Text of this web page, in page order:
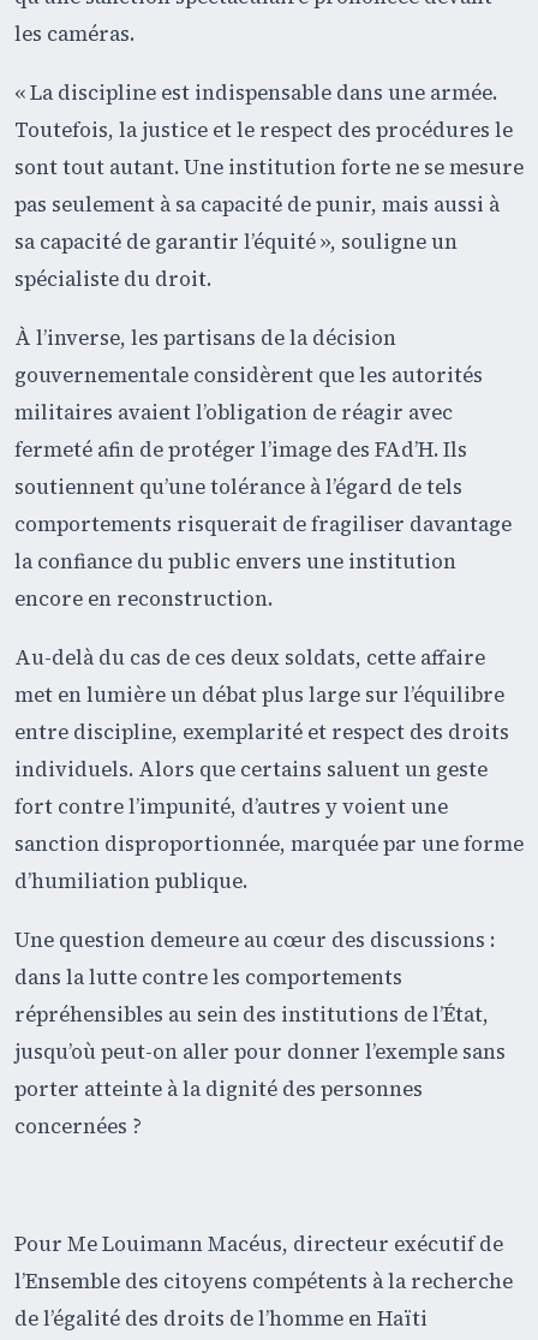
les caméras.
« La discipline est indispensable dans une armée.
Toutefois, la justice et le respect des procédures le
sont tout autant. Une institution forte ne se mesure
pas seulement à sa capacité de punir, mais aussi à
sa capacité de garantir l’équité », souligne un
spécialiste du droit.
À l’inverse, les partisans de la décision
gouvernementale considèrent que les autorités
militaires avaient l’obligation de réagir avec
fermeté afin de protéger l’image des FAd’H. Ils
soutiennent qu’une tolérance à l’égard de tels
comportements risquerait de fragiliser davantage
la confiance du public envers une institution
encore en reconstruction.
Au-delà du cas de ces deux soldats, cette affaire
met en lumière un débat plus large sur l’équilibre
entre discipline, exemplarité et respect des droits
individuels. Alors que certains saluent un geste
fort contre l’impunité, d’autres y voient une
sanction disproportionnée, marquée par une forme
d’humiliation publique.
Une question demeure au cœur des discussions :
dans la lutte contre les comportements
répréhensibles au sein des institutions de l’État,
jusqu’où peut-on aller pour donner l’exemple sans
porter atteinte à la dignité des personnes
concernées ?
Pour Me Louimann Macéus, directeur exécutif de
l’Ensemble des citoyens compétents à la recherche
de l’égalité des droits de l’homme en Haïti